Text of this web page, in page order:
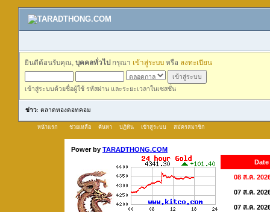
ยินดีต้อนรับคุณ, บุคคลทั่วไป กรุณา เข้าสู่ระบบ หรือ ลงทะเบียน
เข้าสู่ระบบด้วยชื่อผู้ใช้ รหัสผ่าน และระยะเวลาในเซสชั่น
ข่าว: ตลาดทองดอทคอม
หน้าแรก ช่วยเหลือ ค้นหา ปฏิทิน เข้าสู่ระบบ สมัครสมาชิก